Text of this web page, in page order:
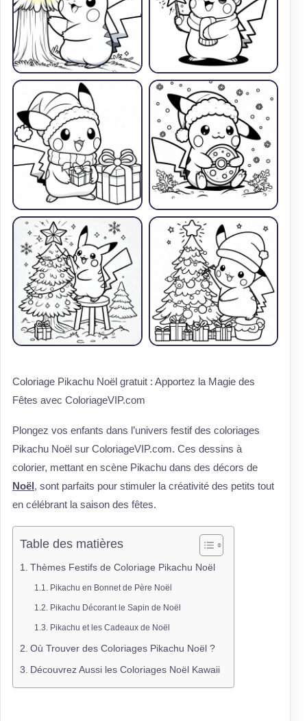
Coloriage Pikachu Noël gratuit : Apportez la Magie des
Fêtes avec ColoriageVIP.com
Plongez vos enfants dans l’univers festif des coloriages
Pikachu Noël sur ColoriageVIP.com. Ces dessins à
colorier, mettant en scène Pikachu dans des décors de
Noël, sont parfaits pour stimuler la créativité des petits tout
en célébrant la saison des fêtes.
Table des matières
Thèmes Festifs de Coloriage Pikachu Noël
Pikachu en Bonnet de Père Noël
Pikachu Décorant le Sapin de Noël
Pikachu et les Cadeaux de Noël
Où Trouver des Coloriages Pikachu Noël ?
Découvrez Aussi les Coloriages Noël Kawaii